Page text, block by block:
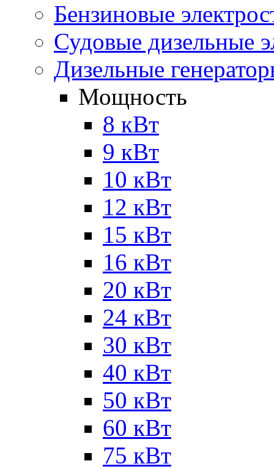
Бензиновые
Судовые дизельные
Дизельные
Мощность
8 кВт
9 кВт
10 кВт
12 кВт
15 кВт
16 кВт
20 кВт
24 кВт
30 кВт
40 кВт
50 кВт
60 кВт
75 кВт